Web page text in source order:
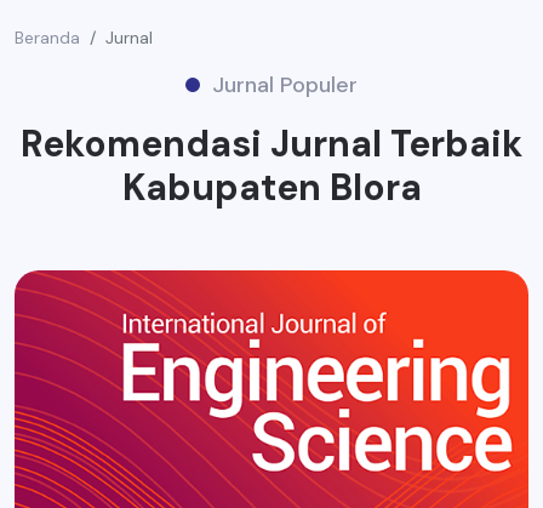
Beranda Jurnal
Jurnal Populer
Rekomendasi Jurnal Terbaik
Kabupaten Blora